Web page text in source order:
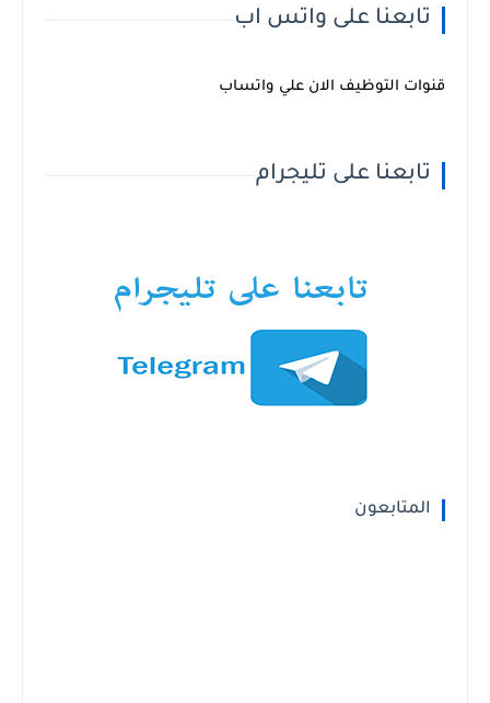
تابعنا على واتس اب
قنوات التوظيف الان علي واتساب
تابعنا على تليجرام
المتابعون